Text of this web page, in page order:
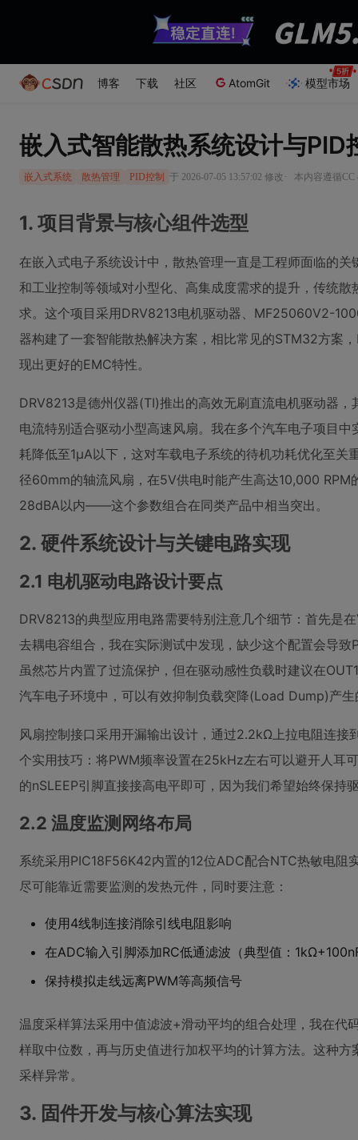
博客 下载 社区 AtomGit 模型市场
嵌入式智能散热系统设计与PID
嵌入式系统 散热管理 PID控制 于 2026-07-05 13:57:02 修改 · 本内容遵循CC
1. 项目背景与核心组件选型
在嵌入式电子系统设计中，散热管理一直是工程师面临的
和工业控制等领域对小型化、高集成度需求的提升，传统
求。这个项目采用DRV8213电机驱动器、MF25060V2-
器构建了一套智能散热解决方案，相比常见的STM32方案
现出更好的EMC特性。
DRV8213是德州仪器(TI)推出的高效无刷直流电机驱动器，
电流特别适合驱动小型高速风扇。我在多个汽车电子项目
耗降低至1μA以下，这对车载电子系统的待机功耗优化至
径60mm的轴流风扇，在5V供电时能产生高达10,000 RPM
28dBA以内——这个参数组合在同类产品中相当突出。
2. 硬件系统设计与关键电路实现
2.1 电机驱动电路设计要点
DRV8213的典型应用电路需要特别注意几个细节：首先是
去耦电容组合，我在实际测试中发现，缺少这个配置会导
虽然芯片内置了过流保护，但在驱动感性负载时建议在
汽车电子环境中，可以有效抑制负载突降(Load Dump)产
风扇控制接口采用开漏输出设计，通过2.2kΩ上拉电阻连接
个实用技巧：将PWM频率设置在25kHz左右可以避开人耳
的nSLEEP引脚直接接高电平即可，因为我们希望始终保持
2.2 温度监测网络布局
系统采用PIC18F56K42内置的12位ADC配合NTC热敏电阻
尽可能靠近需要监测的发热元件，同时要注意：
使用4线制连接消除引线电阻影响
在ADC输入引脚添加RC低通滤波（典型值：
保持模拟走线远离PWM等高频信号
温度采样算法采用中值滤波+滑动平均的组合处理，我在代
样取中位数，再与历史值进行加权平均的计算方法。这种
采样异常。
3. 固件开发与核心算法实现